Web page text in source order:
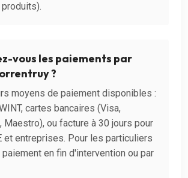
vous les paiements par
?
moyens de paiement disponibles :
cartes bancaires (Visa,
Maestro), ou facture à 30 jours pour
et entreprises. Pour les particuliers
paiement en fin d'intervention ou par